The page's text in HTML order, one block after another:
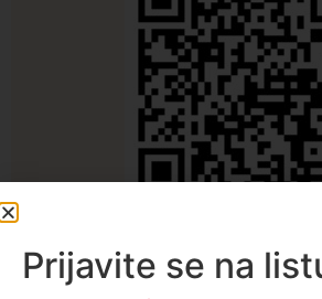
Najčitanije ove
Prijavite se na